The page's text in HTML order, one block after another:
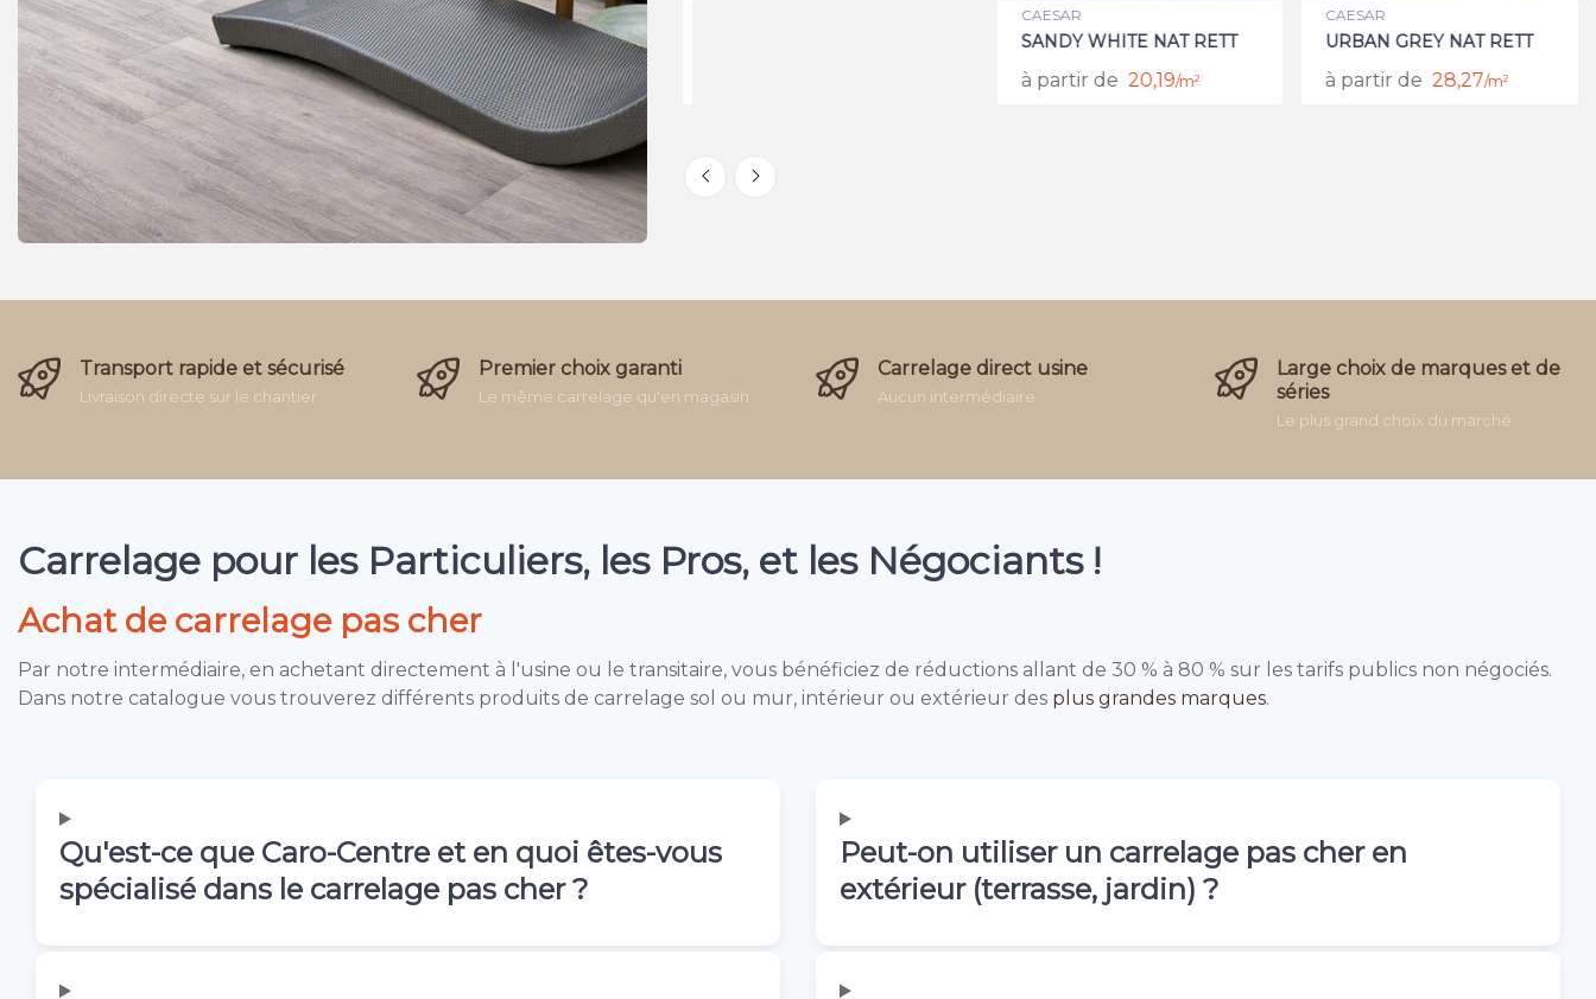
BRENNERO
TREND CREAM
à partir de 17,67/m²
CAESAR
SANDY WHITE NAT RETT
à partir de 20,19/m²
CAESAR
URBAN GREY NAT RETT
à partir de 28,27/m²
Transport rapide et sécurisé
Livraison directe sur le chantier
Premier choix garanti
Le même carrelage qu'en magasin
Carrelage direct usine
Aucun intermédiaire
Large choix de marques et de
séries
Le plus grand choix du marché
Carrelage pour les Particuliers, les Pros, et les Négociants !
Achat de carrelage pas cher
Par notre intermédiaire, en achetant directement à l'usine ou le transitaire, vous bénéficiez de réductions allant de 30 % à 80 % sur les tarifs publics non négociés.
Dans notre catalogue vous trouverez différents produits de carrelage sol ou mur, intérieur ou extérieur des plus grandes marques.
Qu'est-ce que Caro-Centre et en quoi êtes-vous
spécialisé dans le carrelage pas cher ?
Peut-on utiliser un carrelage pas cher en
extérieur (terrasse, jardin) ?